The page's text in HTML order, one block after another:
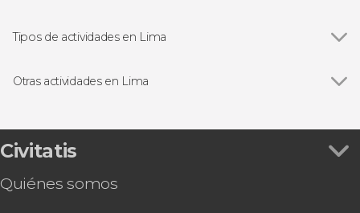
Miraflores
Convento de Santo Domingo
Tipos de actividades en Lima
Free tours en Lima
Excursiones de varios días desde Lima
Tour en bicicleta en Lima
Senderismo / Trekking
Otras actividades en Lima
Excursión de 2 días a Paracas y Huacachina
Autobús entre el aeropuerto y Lima
Tour por Lima + Visita al Museo de Oro del Perú
Civitatis
Quiénes somos